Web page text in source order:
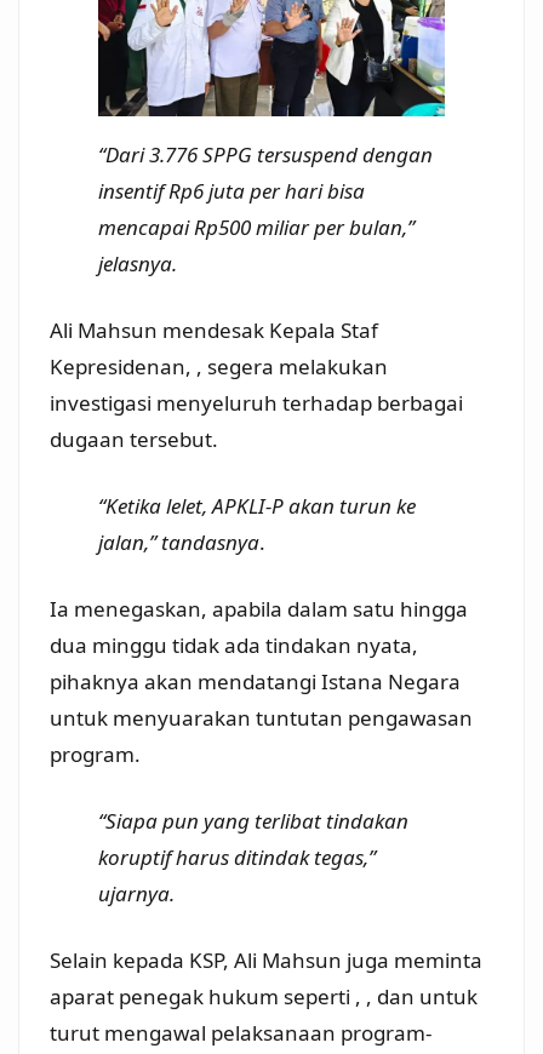
“Dari 3.776 SPPG tersuspend dengan
insentif Rp6 juta per hari bisa
mencapai Rp500 miliar per bulan,”
jelasnya.
Ali Mahsun mendesak Kepala Staf
Kepresidenan, , segera melakukan
investigasi menyeluruh terhadap berbagai
dugaan tersebut.
“Ketika lelet, APKLI-P akan turun ke
jalan,” tandasnya.
Ia menegaskan, apabila dalam satu hingga
dua minggu tidak ada tindakan nyata,
pihaknya akan mendatangi Istana Negara
untuk menyuarakan tuntutan pengawasan
program.
“Siapa pun yang terlibat tindakan
koruptif harus ditindak tegas,”
ujarnya.
Selain kepada KSP, Ali Mahsun juga meminta
aparat penegak hukum seperti , , dan untuk
turut mengawal pelaksanaan program-